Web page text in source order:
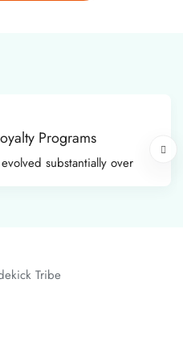
Programs
substantially over